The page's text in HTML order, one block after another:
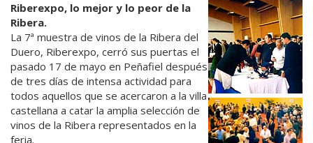
Riberexpo, lo mejor y lo peor de la
Ribera.
La 7ª muestra de vinos de la Ribera del
Duero, Riberexpo, cerró sus puertas el
pasado 17 de mayo en Peñafiel después
de tres días de intensa actividad para
todos aquellos que se acercaron a la villa
castellana a catar la amplia selección de
vinos de la Ribera representados en la
feria.